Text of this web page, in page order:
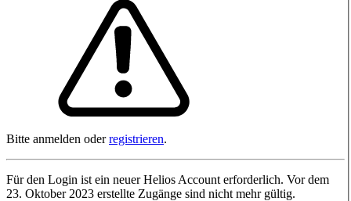
Bitte anmelden oderregistrieren.
Für den Login ist ein neuer Helios Account erforderlich. Vor dem
23. Oktober 2023 erstellte Zugänge sind nicht mehr gültig.